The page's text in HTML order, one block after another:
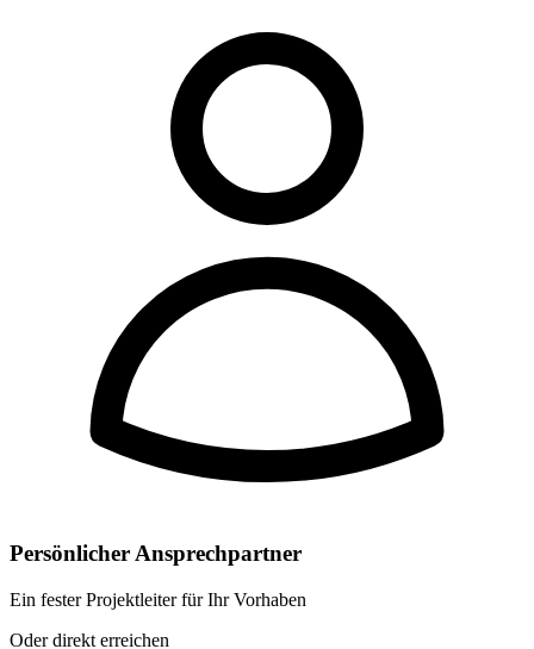
Persönlicher Ansprechpartner
Ein fester Projektleiter für Ihr Vorhaben
Oder direkt erreichen